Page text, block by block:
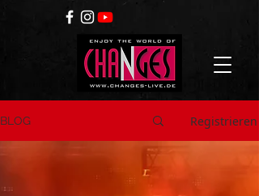
BLOG Registrieren